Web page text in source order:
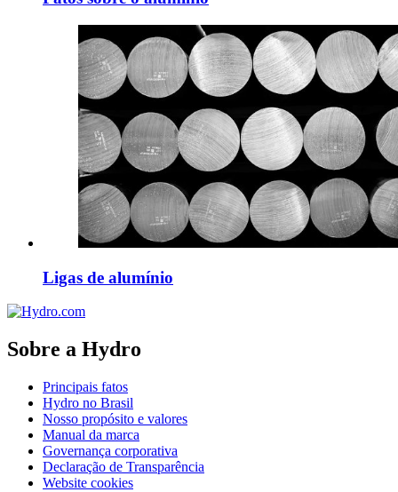
Ligas de alumínio
Sobre a Hydro
Principais fatos
Hydro no Brasil
Nosso propósito e valores
Manual da marca
Governança corporativa
Declaração de Transparência
Website cookies